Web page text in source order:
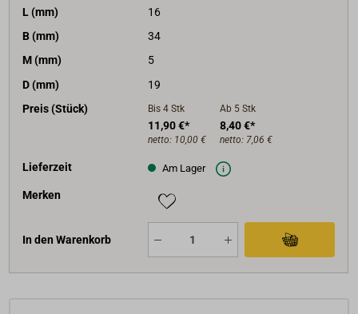
L (mm)
16
B (mm)
34
M (mm)
5
D (mm)
19
Preis (Stück)
Bis 4 Stk
11,90 €*
netto: 10,00 €
Ab 5 Stk
8,40 €*
netto: 7,06 €
Lieferzeit Am Lager
Merken
In den Warenkorb